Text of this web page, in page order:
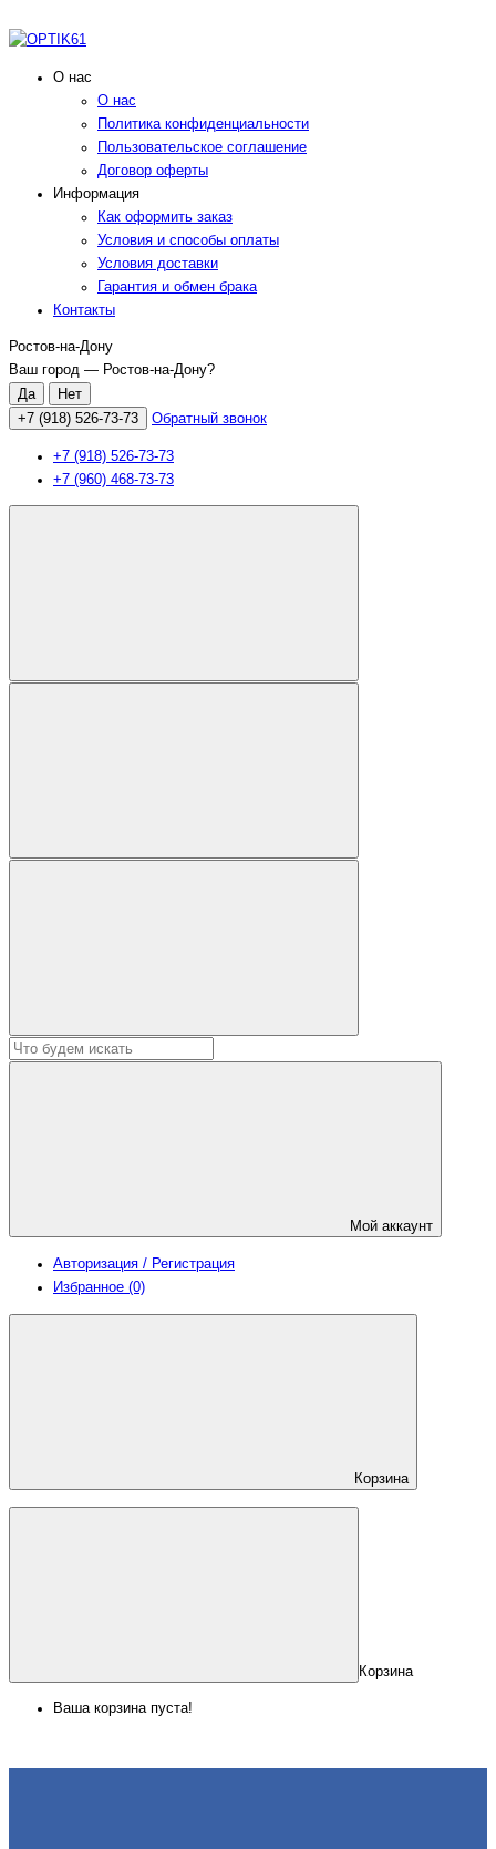
О нас
О нас
Политика конфиденциальности
Пользовательское соглашение
Договор оферты
Информация
Как оформить заказ
Условия и способы оплаты
Условия доставки
Гарантия и обмен брака
Контакты
Ростов-на-Дону
Ваш город — Ростов-на-Дону?
+7 (918) 526-73-73 Обратный звонок
+7 (918) 526-73-73
+7 (960) 468-73-73
Мой аккаунт
Авторизация / Регистрация
Избранное (0)
Корзина
Корзина
Ваша корзина пуста!